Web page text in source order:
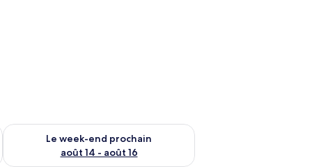
août 7 - août 9
Le week-end prochain
août 14 - août 16
Vérifier la disponibilité pour le week-end prochain août 14 -